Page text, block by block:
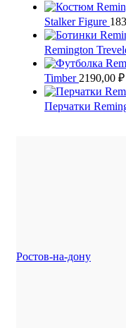
Stalker Figure
Remington
Timber 2190,00 ₽
Перчатки
Ростов-на-дону